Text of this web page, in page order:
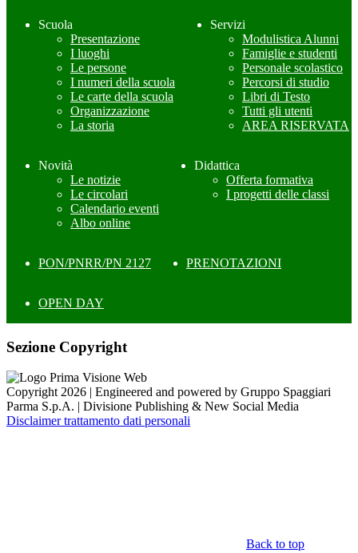
Scuola
Presentazione
I luoghi
Le persone
I numeri della scuola
Le carte della scuola
Organizzazione
La storia
Servizi
Modulistica Alunni
Famiglie e studenti
Personale scolastico
Percorsi di studio
Libri di Testo
Tutti gli utenti
AREA RISERVATA
Novità
Le notizie
Le circolari
Calendario eventi
Albo online
Didattica
Offerta formativa
I progetti delle classi
PON/PNRR/PN 2127 PRENOTAZIONI
OPEN DAY
Sezione Copyright
Copyright 2026 | Engineered and powered by Gruppo Spaggiari
Parma S.p.A. | Divisione Publishing & New Social Media
Disclaimer trattamento dati personali
Back to top